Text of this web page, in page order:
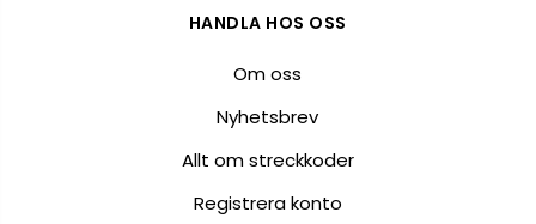
HANDLA HOS OSS
Om oss
Nyhetsbrev
Allt om streckkoder
Registrera konto